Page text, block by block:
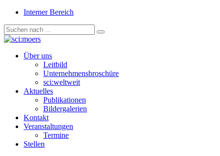
Interner Bereich
Über uns
Leitbild
Unternehmensbroschüre
sci:weltweit
Aktuelles
Publikationen
Bildergalerien
Kontakt
Veranstaltungen
Termine
Stellen